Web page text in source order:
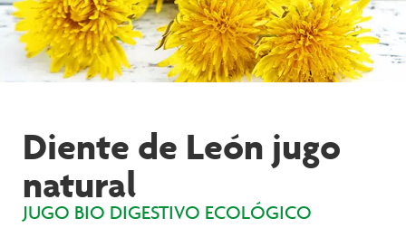
Diente de León jugo
natural
JUGO BIO DIGESTIVO ECOLÓGICO